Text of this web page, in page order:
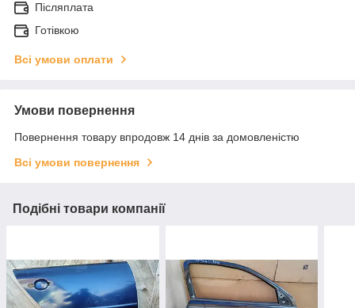
Післяплата
Готівкою
Всі умови оплати
Умови повернення
Повернення товару впродовж 14 днів за домовленістю
Всі умови повернення
Подібні товари компанії